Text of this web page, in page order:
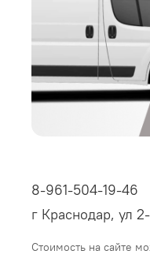
8-961-504-19-46
г Краснодар, ул
Стоимость на сайте